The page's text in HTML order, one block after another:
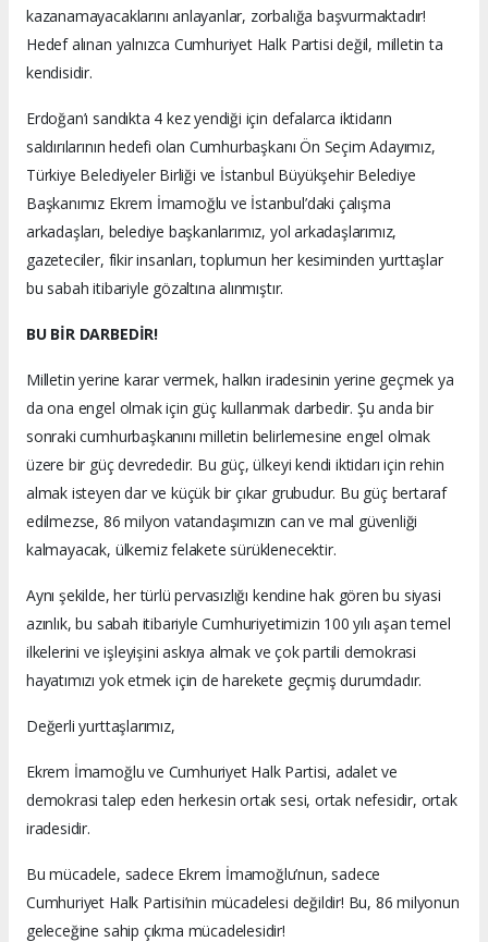
kazanamayacaklarını anlayanlar, zorbalığa başvurmaktadır!
Hedef alınan yalnızca Cumhuriyet Halk Partisi değil, milletin ta
kendisidir.
Erdoğan’ı sandıkta 4 kez yendiği için defalarca iktidarın
saldırılarının hedefi olan Cumhurbaşkanı Ön Seçim Adayımız,
Türkiye Belediyeler Birliği ve İstanbul Büyükşehir Belediye
Başkanımız Ekrem İmamoğlu ve İstanbul’daki çalışma
arkadaşları, belediye başkanlarımız, yol arkadaşlarımız,
gazeteciler, fikir insanları, toplumun her kesiminden yurttaşlar
bu sabah itibariyle gözaltına alınmıştır.
BU BİR DARBEDİR!
Milletin yerine karar vermek, halkın iradesinin yerine geçmek ya
da ona engel olmak için güç kullanmak darbedir. Şu anda bir
sonraki cumhurbaşkanını milletin belirlemesine engel olmak
üzere bir güç devrededir. Bu güç, ülkeyi kendi iktidarı için rehin
almak isteyen dar ve küçük bir çıkar grubudur. Bu güç bertaraf
edilmezse, 86 milyon vatandaşımızın can ve mal güvenliği
kalmayacak, ülkemiz felakete sürüklenecektir.
Aynı şekilde, her türlü pervasızlığı kendine hak gören bu siyasi
azınlık, bu sabah itibariyle Cumhuriyetimizin 100 yılı aşan temel
ilkelerini ve işleyişini askıya almak ve çok partili demokrasi
hayatımızı yok etmek için de harekete geçmiş durumdadır.
Değerli yurttaşlarımız,
Ekrem İmamoğlu ve Cumhuriyet Halk Partisi, adalet ve
demokrasi talep eden herkesin ortak sesi, ortak nefesidir, ortak
iradesidir.
Bu mücadele, sadece Ekrem İmamoğlu’nun, sadece
Cumhuriyet Halk Partisi’nin mücadelesi değildir! Bu, 86 milyonun
geleceğine sahip çıkma mücadelesidir!